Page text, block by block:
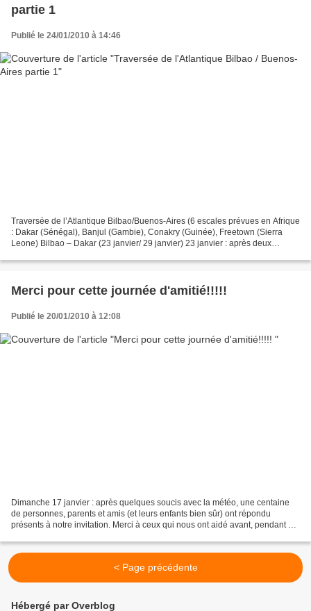
partie 1
Publié le 24/01/2010 à 14:46
Traversée de l’Atlantique Bilbao/Buenos-Aires (6 escales prévues en Afrique
: Dakar (Sénégal), Banjul (Gambie), Conakry (Guinée), Freetown (Sierra
Leone) Bilbao – Dakar (23 janvier/ 29 janvier) 23 janvier : après deux
Merci pour cette journée d'amitié!!!!!
Publié le 20/01/2010 à 12:08
Dimanche 17 janvier : après quelques soucis avec la météo, une centaine
de personnes, parents et amis (et leurs enfants bien sûr) ont répondu
présents à notre invitation. Merci à ceux qui nous ont aidé avant, pendant et
< Page précédente
Hébergé par Overblog